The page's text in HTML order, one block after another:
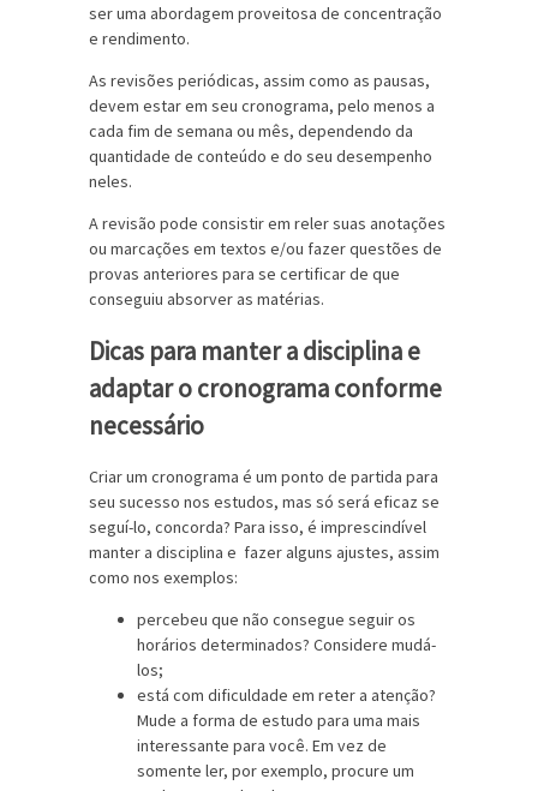
ser uma abordagem proveitosa de concentração
e rendimento.
As revisões periódicas, assim como as pausas,
devem estar em seu cronograma, pelo menos a
cada fim de semana ou mês, dependendo da
quantidade de conteúdo e do seu desempenho
neles.
A revisão pode consistir em reler suas anotações
ou marcações em textos e/ou fazer questões de
provas anteriores para se certificar de que
conseguiu absorver as matérias.
Dicas para manter a disciplina e
adaptar o cronograma conforme
necessário
Criar um cronograma é um ponto de partida para
seu sucesso nos estudos, mas só será eficaz se
seguí-lo, concorda? Para isso, é imprescindível
manter a disciplina e fazer alguns ajustes, assim
como nos exemplos:
percebeu que não consegue seguir os
horários determinados? Considere mudá-
los;
está com dificuldade em reter a atenção?
Mude a forma de estudo para uma mais
interessante para você. Em vez de
somente ler, por exemplo, procure um